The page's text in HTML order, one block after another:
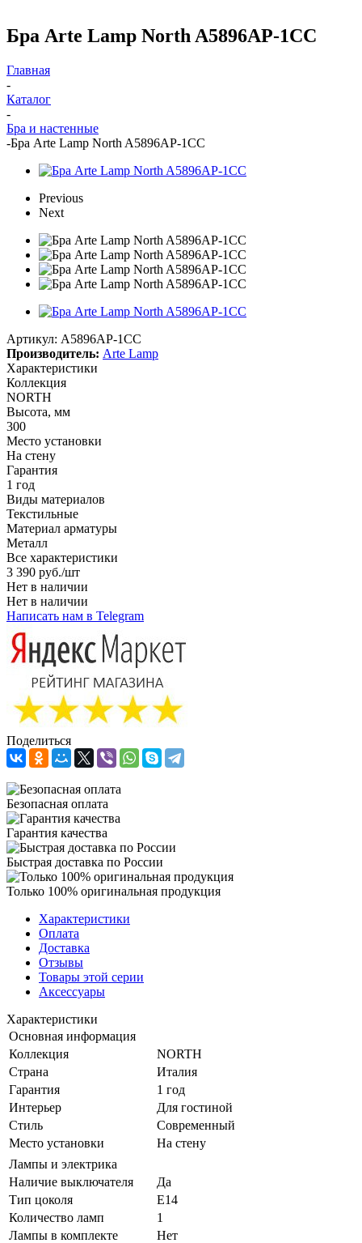
Бра Arte Lamp North A5896AP-1CC
Главная
-
Каталог
-
Бра и настенные
-Бра Arte Lamp North A5896AP-1CC
Previous
Next
Артикул: A5896AP-1CC
Производитель: Arte Lamp
Характеристики
Коллекция
NORTH
Высота, мм
300
Место установки
На стену
Гарантия
1 год
Виды материалов
Текстильные
Материал арматуры
Металл
Все характеристики
3 390 руб./шт
Нет в наличии
Нет в наличии
Написать нам в Telegram
Поделиться
Безопасная оплата
Гарантия качества
Быстрая доставка по России
Только 100% оригинальная продукция
Характеристики
Оплата
Доставка
Отзывы
Товары этой серии
Аксессуары
Характеристики
Основная информация
Коллекция
NORTH
Страна
Италия
Гарантия
1 год
Интерьер
Для гостиной
Стиль
Современный
Место установки
На стену
Лампы и электрика
Наличие выключателя
Да
Тип цоколя
E14
Количество ламп
1
Лампы в комплекте
Нет